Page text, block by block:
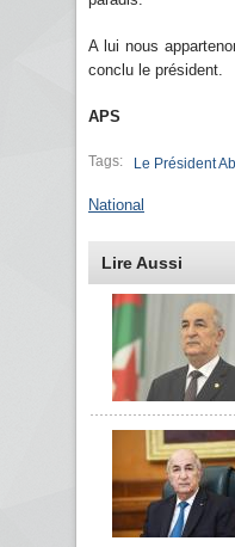
A lui nous
conclu le président.
APS
Tags: Le Président
National
Lire Aussi